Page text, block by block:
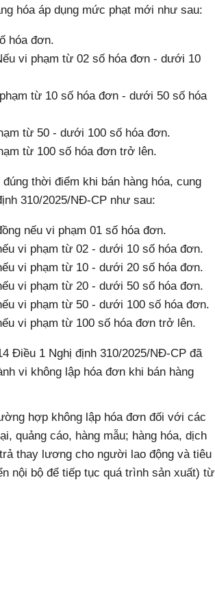
hóa áp dụng mức phạt mới như sau:
hóa đơn.
vi phạm từ 02 số hóa đơn - dưới 10
từ 10 số hóa đơn - dưới 50 số hóa
từ 50 - dưới 100 số hóa đơn.
từ 100 số hóa đơn trở lên.
thời điểm khi bán hàng hóa, cung
310/2025/NĐ-CP như sau:
nếu vi phạm 01 số hóa đơn.
vi phạm từ 02 - dưới 10 số hóa đơn.
vi phạm từ 10 - dưới 20 số hóa đơn.
vi phạm từ 20 - dưới 50 số hóa đơn.
vi phạm từ 50 - dưới 100 số hóa đơn.
vi phạm từ 100 số hóa đơn trở lên.
Điều 1 Nghị định 310/2025/NĐ-CP đã
vi không lập hóa đơn khi bán hàng
hợp không lập hóa đơn đối với các
quảng cáo, hàng mẫu; hàng hóa, dịch
thay lương cho người lao động và tiêu
nội bộ để tiếp tục quá trình sản xuất) từ